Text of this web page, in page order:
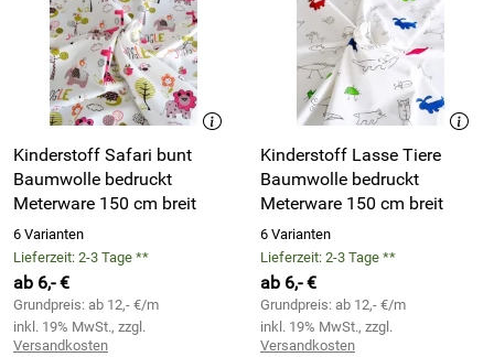
Kinderstoff Safari bunt
Baumwolle bedruckt
Meterware 150 cm breit
6 Varianten
Lieferzeit: 2-3 Tage **
ab 6,- €
Grundpreis: ab 12,- €/m
inkl. 19% MwSt., zzgl.
Versandkosten
Kinderstoff Lasse Tiere
Baumwolle bedruckt
Meterware 150 cm breit
6 Varianten
Lieferzeit: 2-3 Tage **
ab 6,- €
Grundpreis: ab 12,- €/m
inkl. 19% MwSt., zzgl.
Versandkosten